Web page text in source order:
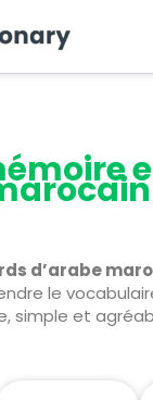
mémoire en
d’arabe
le
simple et